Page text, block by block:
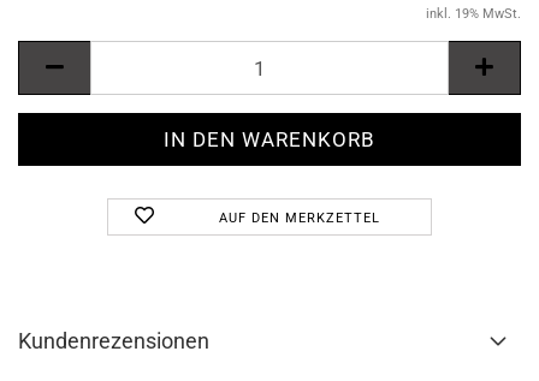
inkl. 19% MwSt.
AUF DEN MERKZETTEL
Kundenrezensionen